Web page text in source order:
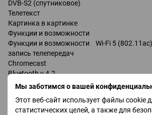
Мы заботимся о вашей
Этот веб-сайт использует файлы cookie
статистических целей, а также для
DVB-S2 (спутниковое)
Телетекст
Картинка в картинке
Функции и возможности
Функции и возможности Wi-Fi 5 (802.11ac)
запись телепередач
Chromecast
Bluetooth v 4.2
поддержка DLNA
Google Assistant